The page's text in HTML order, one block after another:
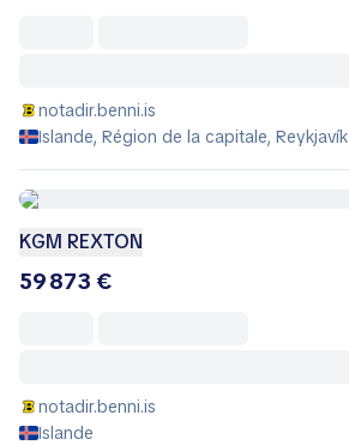
notadir.benni.is
Islande, Région de la capitale, Reykjavík
KGM REXTON
59 873 €
notadir.benni.is
Islande